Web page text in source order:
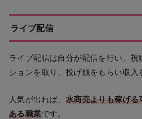
ライブ配信
ライブ配信は自分が配信を行い、視
ションを取り、投げ銭をもらい収入
人気が出れば、 水商売よりも稼げる
ある職業です。